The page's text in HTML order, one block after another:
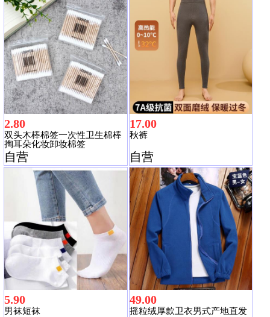
2.80
双头木棒棉签一次性卫生棉棒
掏耳朵化妆卸妆棉签
自营
17.00
秋裤
自营
5.90
男袜短袜
49.00
摇粒绒厚款卫衣男式产地直发